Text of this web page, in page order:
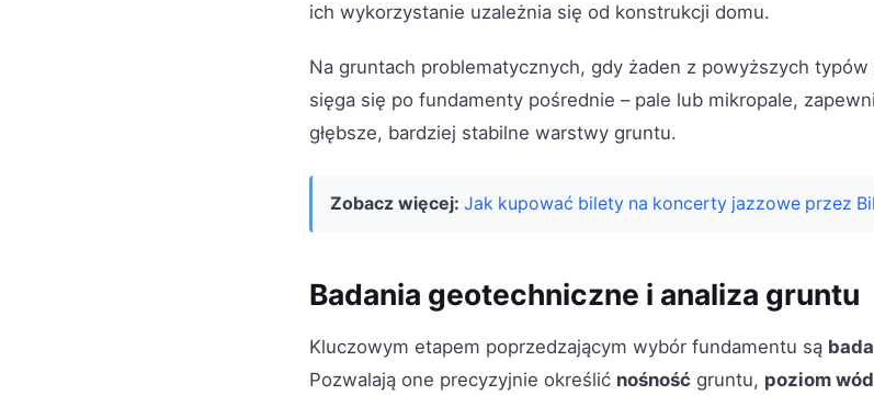
ich wykorzystanie uzależnia się od konstrukcji domu.
Na gruntach problematycznych, gdy żaden z powyższych
sięga się po fundamenty pośrednie – pale lub mikropale,
głębsze, bardziej stabilne warstwy gruntu.
Zobacz więcej: Jak kupować bilety na koncerty jazzowe przez
Badania geotechniczne i analiza gruntu
Kluczowym etapem poprzedzającym wybór fundamentu są
Pozwalają one precyzyjnie określić nośność gruntu, poziom